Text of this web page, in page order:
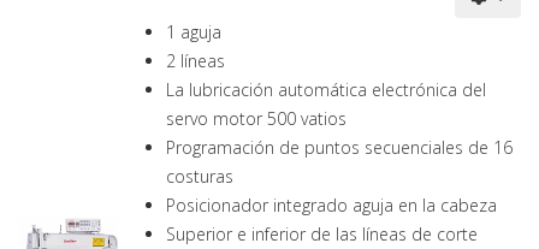
1 aguja
2 líneas
La lubricación automática electrónica del
servo motor 500 vatios
Programación de puntos secuenciales de 16
costuras
Posicionador integrado aguja en la cabeza
Superior e inferior de las líneas de corte